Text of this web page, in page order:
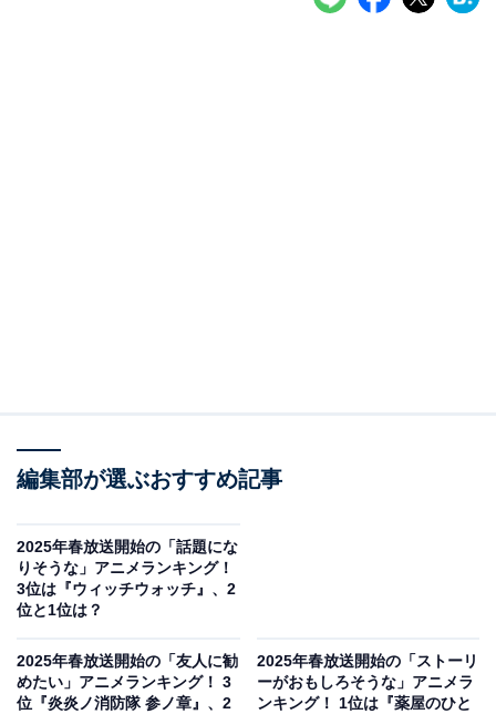
編集部が選ぶおすすめ記事
2025年春放送開始の「話題にな
りそうな」アニメランキング！
3位は『ウィッチウォッチ』、2
位と1位は？
2025年春放送開始の「友人に勧
めたい」アニメランキング！ 3
位『炎炎ノ消防隊 参ノ章』、2
2025年春放送開始の「ストーリ
ーがおもしろそうな」アニメラ
ンキング！ 1位は『薬屋のひと